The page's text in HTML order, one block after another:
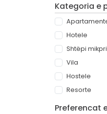
Kategoria e
Hotele
Shtëpi
Vila
Hostele
Resorte
Preferencat